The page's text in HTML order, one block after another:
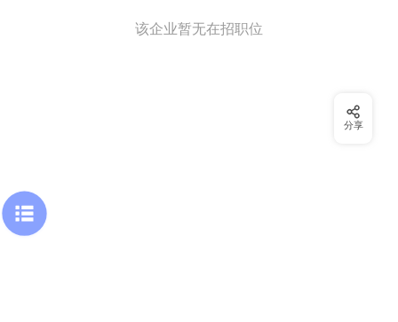
该企业暂无在招职位
分享